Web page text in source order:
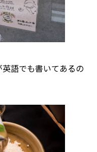
語でも書いてあるの